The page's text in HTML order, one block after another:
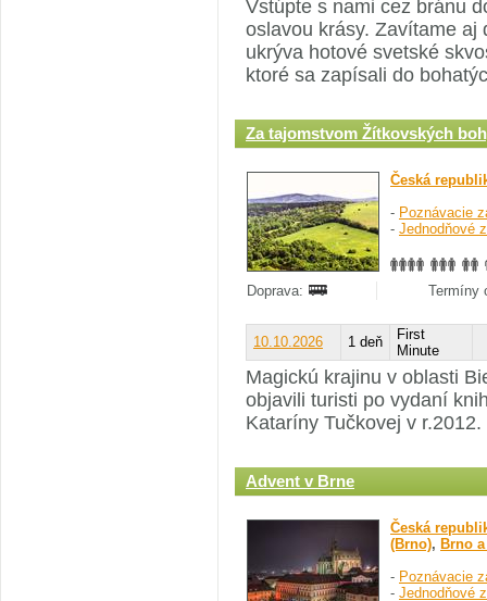
Vstúpte s nami cez bránu
oslavou krásy. Zavítame aj
ukrýva hotové svetské
ktoré sa zapísali do
Za tajomstvom Žítkovských
Česká
- Poznávacie
- Jednodňové
Doprava: Termíny
10.10.2026 1 deň
First
Minute
Magickú krajinu v oblasti
objavili turisti po vydaní
Kataríny Tučkovej v r.2012.
Advent v Brne
Česká
(Brno), Brno
- Poznávacie
- Jednodňové